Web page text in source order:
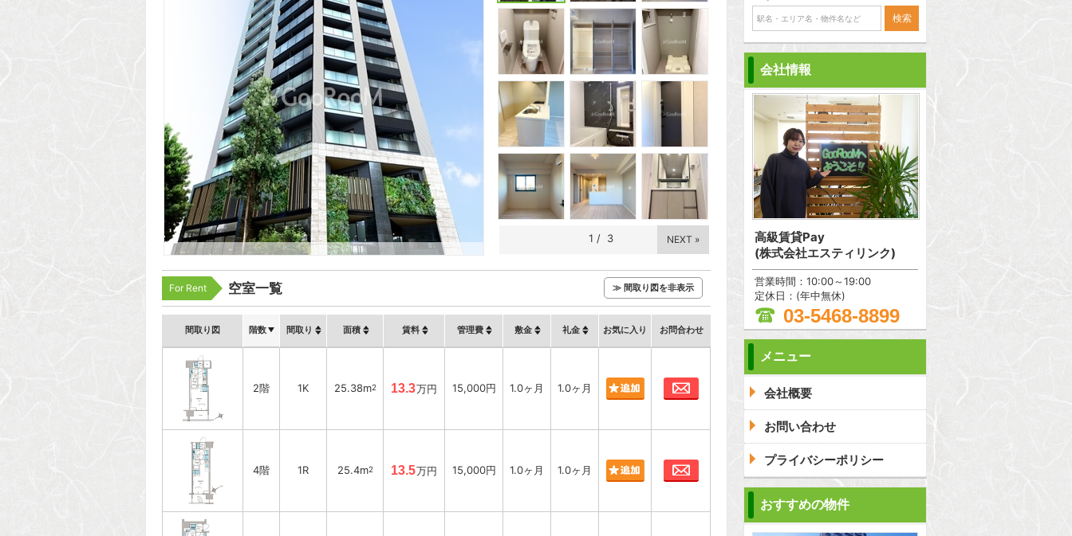
1 / 3 NEXT »
For Rent 空室一覧 ≫ 間取り図を非表示
間取り図 階数 間取り 面積 賃料 管理費 敷金 礼金 お気に入り お問合わせ
2階 1K 25.38m2 13.3万円 15,000円 1.0ヶ月 1.0ヶ月 お問合わせ
4階 1R 25.4m2 13.5万円 15,000円 1.0ヶ月 1.0ヶ月 お問合わせ
会社情報
高級賃貸Pay
(株式会社エスティリンク)
営業時間：10:00～19:00
定休日：(年中無休)
03-5468-8899
メニュー
会社概要
お問い合わせ
プライバシーポリシー
おすすめの物件